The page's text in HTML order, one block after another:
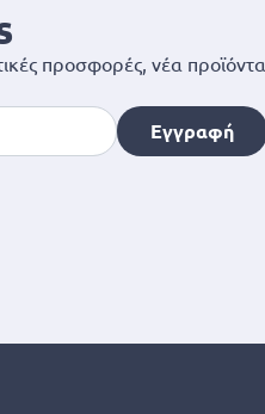
προσφορές, νέα προϊόντα
Εγγραφή